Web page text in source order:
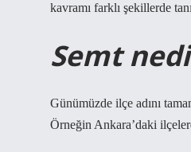
kavramı farklı şekillerde
Semt
Günümüzde ilçe adını
Örneğin Ankara’daki